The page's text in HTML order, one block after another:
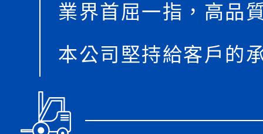
業界首屈一指，高品
本公司堅持給客戶的